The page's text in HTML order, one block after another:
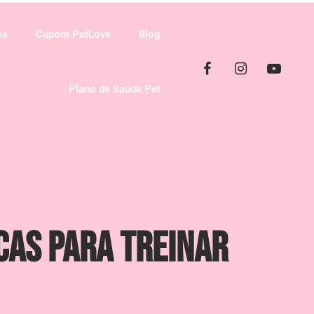
Cupom PetLove Blog
Plano de Saúde Pet
para Treinar